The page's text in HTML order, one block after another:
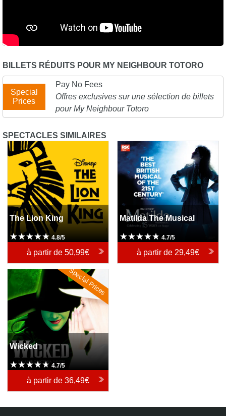
BILLETS RÉDUITS POUR MY NEIGHBOUR TOTORO
Special
Prices
Pay No Fees
Offres exclusives sur une sélection de billets
pour My Neighbour Totoro
SPECTACLES SIMILAIRES
The Lion King
The Lion King
4.8/5
à partir de 50,99€
Matilda The Musical
Matilda The Musical
4.7/5
à partir de 29,49€
Wicked Special Prices
Wicked
4.7/5
à partir de 36,49€